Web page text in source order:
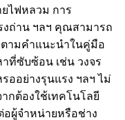
ไฟหลวม การ
งถ่าน ฯลฯ คุณสามารถ
ามคำแนะนำในคู่มือ
ที่ซับซ้อน เช่น วงจร
ออย่างรุนแรง ฯลฯ ไม่
กต้องใช้เทคโนโลยี
อผู้จำหน่ายหรือช่าง